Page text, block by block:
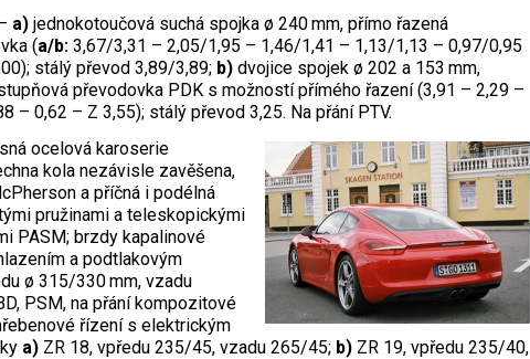
a) jednokotoučová suchá spojka ø 240 mm, přímo řazená
(a/b:3,67/3,31 – 2,05/1,95 – 1,46/1,41 – 1,13/1,13 – 0,97/0,95
stálý převod 3,89/3,89; b) dvojice spojek ø 202 a 153 mm,
převodovka PDK s možností přímého řazení (3,91 – 2,29 –
– 0,62 – Z 3,55); stálý převod 3,25. Na přání PTV.
ocelová karoserie
kola nezávisle zavěšena,
a příčná i podélná
pružinami a teleskopickými
PASM; brzdy kapalinové
a podtlakovým
ø 315/330 mm, vzadu
PSM, na přání kompozitové
řízení s elektrickým
a)ZR 18, vpředu 235/45, vzadu 265/45; b)ZR 19, vpředu 235/40,